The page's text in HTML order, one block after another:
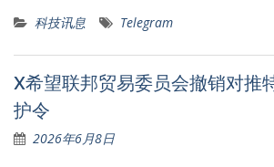
科技讯息 Telegram
X希望联邦贸易委员会撤销对推
护令
2026年6月8日